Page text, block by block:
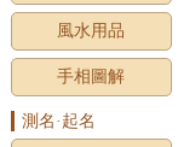
風水用品
手相圖解
測名·起名